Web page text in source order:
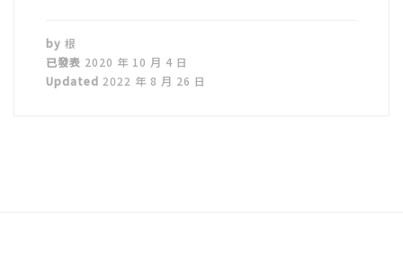
by 根
已發表 2020 年 10 月 4 日
Updated 2022 年 8 月 26 日